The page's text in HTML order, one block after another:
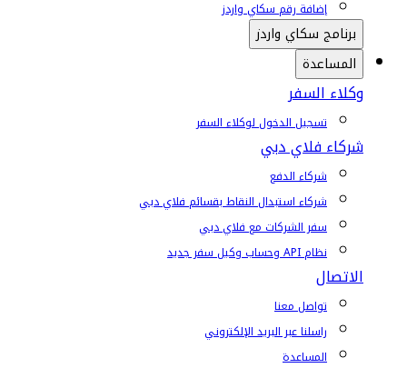
إضافة رقم سكاي واردز
برنامج سكاي واردز
المساعدة
وكلاء السفر
تسجيل الدخول لوكلاء السفر
شركاء فلاي دبي
شركاء الدفع
شركاء استبدال النقاط بقسائم فلاي دبي
سفر الشركات مع فلاي دبي
نظام API وحساب وكيل سفر جديد
الاتصال
تواصل معنا
راسلنا عبر البريد الإلكتروني
المساعدة